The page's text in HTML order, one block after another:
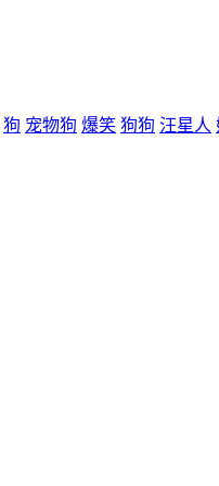
狗 宠物狗 爆笑 狗狗 汪星人